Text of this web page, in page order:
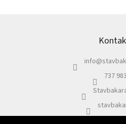
info@
737